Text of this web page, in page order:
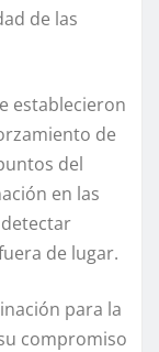
de las
establecieron
de
del
en las
de lugar.
para la
compromiso